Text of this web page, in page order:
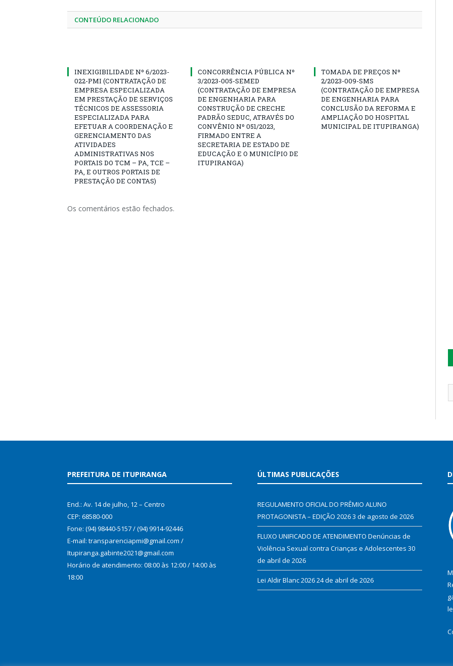
CONTEÚDO RELACIONADO
INEXIGIBILIDADE Nº 6/2023-
022-PMI (CONTRATAÇÃO DE
EMPRESA ESPECIALIZADA
EM PRESTAÇÃO DE SERVIÇOS
TÉCNICOS DE ASSESSORIA
ESPECIALIZADA PARA
EFETUAR A COORDENAÇÃO E
GERENCIAMENTO DAS
ATIVIDADES
ADMINISTRATIVAS NOS
PORTAIS DO TCM – PA, TCE –
PA, E OUTROS PORTAIS DE
PRESTAÇÃO DE CONTAS)
CONCORRÊNCIA PÚBLICA Nº
3/2023-005-SEMED
(CONTRATAÇÃO DE EMPRESA
DE ENGENHARIA PARA
CONSTRUÇÃO DE CRECHE
PADRÃO SEDUC, ATRAVÉS DO
CONVÊNIO Nº 051/2023,
FIRMADO ENTRE A
SECRETARIA DE ESTADO DE
EDUCAÇÃO E O MUNICÍPIO DE
ITUPIRANGA)
TOMADA DE PREÇOS Nº
2/2023-009-SMS
(CONTRATAÇÃO DE EMPRESA
DE ENGENHARIA PARA
CONCLUSÃO DA REFORMA E
AMPLIAÇÃO DO HOSPITAL
MUNICIPAL DE ITUPIRANGA)
Os comentários estão fechados.
PREFEITURA DE ITUPIRANGA
End.: Av. 14 de julho, 12 – Centro
CEP: 68580-000
Fone: (94) 98440-5157 / (94) 9914-92446
E-mail: transparenciapmi@gmail.com /
Itupiranga.gabinte2021@gmail.com
Horário de atendimento: 08:00 às 12:00 / 14:00 às
18:00
ÚLTIMAS PUBLICAÇÕES
REGULAMENTO OFICIAL DO PRÊMIO ALUNO
PROTAGONISTA – EDIÇÃO 20263 de agosto de 2026
FLUXO UNIFICADO DE ATENDIMENTO Denúncias de
Violência Sexual contra Crianças e Adolescentes 30
de abril de 2026
Lei Aldir Blanc 202624 de abril de 2026